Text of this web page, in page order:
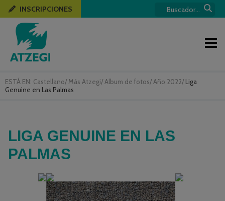
ESTÁ EN: Castellano/ Más Atzegi/ Album de fotos/ Año 2022/ Liga
Genuine en Las Palmas
INSCRIPCIONES
LIGA GENUINE EN LAS
PALMAS